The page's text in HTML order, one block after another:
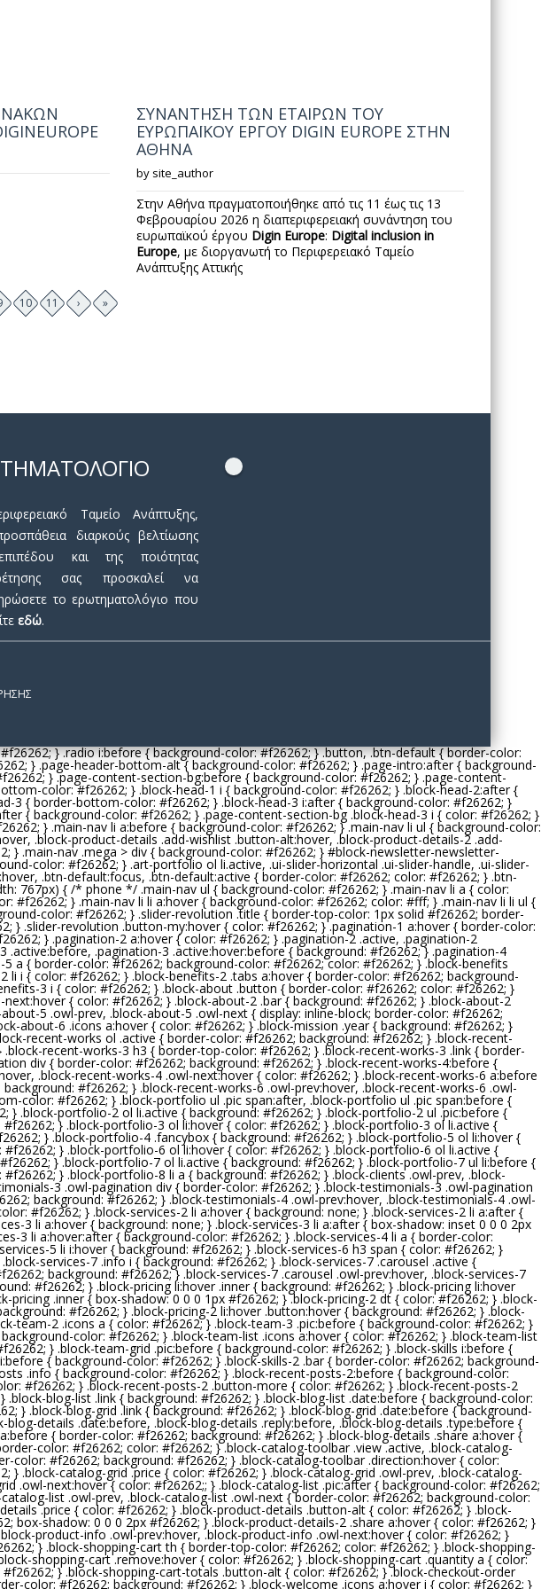
ΣΥΝΑΝΤΗΣΗ ΤΩΝ ΕΤΑΙΡΩΝ ΤΟΥ
ΕΥΡΩΠΑΪΚΟΥ ΕΡΓΟΥ DIGIN EUROPE ΣΤΗΝ
ΑΘΗΝΑ
by site_author
Στην Αθήνα πραγματοποιήθηκε από τις 11 έως τις 13
Φεβρουαρίου 2026 η διαπεριφερειακή συνάντηση του
ευρωπαϊκού έργου Digin Europe: Digital inclusion in
Europe, με διοργανωτή το Περιφερειακό Ταμείο
Ανάπτυξης Αττικής
10 11 › »
Ταμείο Ανάπτυξης,
διαρκούς βελτίωσης
και της ποιότητας
σας προσκαλεί να
το ερωτηματολόγιο που
εδώ.
f26262; } .radio i:before { background-color: #f26262; } .button, .btn-default { border-color:
; } .page-header-bottom-alt { background-color: #f26262; } .page-intro:after { background-
f26262; } .page-content-section-bg:before { background-color: #f26262; } .page-content-
color: #f26262; } .block-head-1 i { background-color: #f26262; } .block-head-2:after {
3 { border-bottom-color: #f26262; } .block-head-3 i:after { background-color: #f26262; }
{ background-color: #f26262; } .page-content-section-bg .block-head-3 i { color: #f26262; }
; } .main-nav li a:before { background-color: #f26262; } .main-nav li ul { background-color:
.block-product-details .add-wishlist .button-alt:hover, .block-product-details-2 .add-
; } .main-nav .mega > div { background-color: #f26262; } #block-newsletter-newsletter-
color: #f26262; } .art-portfolio ol li.active, .ui-slider-horizontal .ui-slider-handle, .ui-slider-
.btn-default:focus, .btn-default:active { border-color: #f26262; color: #f26262; } .btn-
767px) { /* phone */ .main-nav ul { background-color: #f26262; } .main-nav li a { color:
#f26262; } .main-nav li li a:hover { background-color: #f26262; color: #fff; } .main-nav li li ul {
color: #f26262; } .slider-revolution .title { border-top-color: 1px solid #f26262; border-
; } .slider-revolution .button-my:hover { color: #f26262; } .pagination-1 a:hover { border-color:
; } .pagination-2 a:hover { color: #f26262; } .pagination-2 .active, .pagination-2
.active:before, .pagination-3 .active:hover:before { background: #f26262; } .pagination-4
5 a { border-color: #f26262; background-color: #f26262; color: #f26262; } .block-benefits
li i { color: #f26262; } .block-benefits-2 .tabs a:hover { border-color: #f26262; background-
3 i { color: #f26262; } .block-about .button { border-color: #f26262; color: #f26262; }
next:hover { color: #f26262; } .block-about-2 .bar { background: #f26262; } .block-about-2
5 .owl-prev, .block-about-5 .owl-next { display: inline-block; border-color: #f26262;
about-6 .icons a:hover { color: #f26262; } .block-mission .year { background: #f26262; }
recent-works ol .active { border-color: #f26262; background: #f26262; } .block-recent-
.block-recent-works-3 h3 { border-top-color: #f26262; } .block-recent-works-3 .link { border-
div { border-color: #f26262; background: #f26262; } .block-recent-works-4:before {
.block-recent-works-4 .owl-next:hover { color: #f26262; } .block-recent-works-6 a:before
background: #f26262; } .block-recent-works-6 .owl-prev:hover, .block-recent-works-6 .owl-
color: #f26262; } .block-portfolio ul .pic span:after, .block-portfolio ul .pic span:before {
; } .block-portfolio-2 ol li.active { background: #f26262; } .block-portfolio-2 ul .pic:before {
#f26262; } .block-portfolio-3 ol li:hover { color: #f26262; } .block-portfolio-3 ol li.active {
; } .block-portfolio-4 .fancybox { background: #f26262; } .block-portfolio-5 ol li:hover {
#f26262; } .block-portfolio-6 ol li:hover { color: #f26262; } .block-portfolio-6 ol li.active {
f26262; } .block-portfolio-7 ol li.active { background: #f26262; } .block-portfolio-7 ul li:before {
#f26262; } .block-portfolio-8 li a { background: #f26262; } .block-clients .owl-prev, .block-
3 .owl-pagination div { border-color: #f26262; } .block-testimonials-3 .owl-pagination
; background: #f26262; } .block-testimonials-4 .owl-prev:hover, .block-testimonials-4 .owl-
#f26262; } .block-services-2 li a:hover { background: none; } .block-services-2 li a:after {
3 li a:hover { background: none; } .block-services-3 li a:after { box-shadow: inset 0 0 0 2px
3 li a:hover:after { background-color: #f26262; } .block-services-4 li a { border-color:
5 li i:hover { background: #f26262; } .block-services-6 h3 span { color: #f26262; }
.block-services-7 .info i { background: #f26262; } .block-services-7 .carousel .active {
f26262; background: #f26262; } .block-services-7 .carousel .owl-prev:hover, .block-services-7
#f26262; } .block-pricing li:hover .inner { background: #f26262; } .block-pricing li:hover
pricing .inner { box-shadow: 0 0 0 1px #f26262; } .block-pricing-2 dt { color: #f26262; } .block-
#f26262; } .block-pricing-2 li:hover .button:hover { background: #f26262; } .block-
team-2 .icons a { color: #f26262; } .block-team-3 .pic:before { background-color: #f26262; }
color: #f26262; } .block-team-list .icons a:hover { color: #f26262; } .block-team-list
f26262; } .block-team-grid .pic:before { background-color: #f26262; } .block-skills i:before {
{ background-color: #f26262; } .block-skills-2 .bar { border-color: #f26262; background-
.info { background-color: #f26262; } .block-recent-posts-2:before { background-color:
#f26262; } .block-recent-posts-2 .button-more { color: #f26262; } .block-recent-posts-2
.block-blog-list .link { background: #f26262; } .block-blog-list .date:before { background-color:
; } .block-blog-grid .link { background: #f26262; } .block-blog-grid .date:before { background-
blog-details .date:before, .block-blog-details .reply:before, .block-blog-details .type:before {
{ border-color: #f26262; background: #f26262; } .block-blog-details .share a:hover {
color: #f26262; color: #f26262; } .block-catalog-toolbar .view .active, .block-catalog-
color: #f26262; background: #f26262; } .block-catalog-toolbar .direction:hover { color:
; } .block-catalog-grid .price { color: #f26262; } .block-catalog-grid .owl-prev, .block-catalog-
.owl-next:hover { color: #f26262;; } .block-catalog-list .pic:after { background-color: #f26262;
list .owl-prev, .block-catalog-list .owl-next { border-color: #f26262; background-color:
.price { color: #f26262; } .block-product-details .button-alt { color: #f26262; } .block-
; box-shadow: 0 0 0 2px #f26262; } .block-product-details-2 .share a:hover { color: #f26262; }
product-info .owl-prev:hover, .block-product-info .owl-next:hover { color: #f26262; }
; } .block-shopping-cart th { border-top-color: #f26262; color: #f26262; } .block-shopping-
shopping-cart .remove:hover { color: #f26262; } .block-shopping-cart .quantity a { color:
#f26262; } .block-shopping-cart-totals .button-alt { color: #f26262; } .block-checkout-order
color: #f26262; background: #f26262; } .block-welcome .icons a:hover i { color: #f26262; }